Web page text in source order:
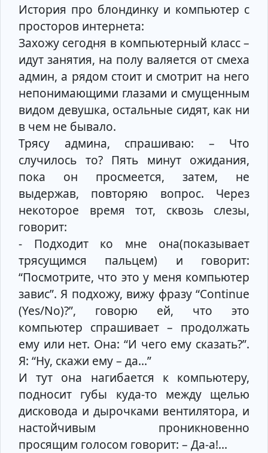
История про блондинку и компьютер с
просторов интернета:
Захожу сегодня в компьютерный класс –
идут занятия, на полу валяется от смеха
админ, а рядом стоит и смотрит на него
непонимающими глазами и смущенным
видом девушка, остальные сидят, как ни
в чем не бывало.
Трясу админа, спрашиваю: – Что
случилось то? Пять минут ожидания,
пока он просмеется, затем, не
выдержав, повторяю вопрос. Через
некоторое время тот, сквозь слезы,
говорит:
- Подходит ко мне она(показывает
трясущимся пальцем) и говорит:
“Посмотрите, что это у меня компьютер
завис”. Я подхожу, вижу фразу “Continue
(Yes/No)?”, говорю ей, что это
компьютер спрашивает – продолжать
ему или нет. Она: “И чего ему сказать?”.
Я: “Ну, скажи ему – да…”
И тут она нагибается к компьютеру,
подносит губы куда-то между щелью
дисковода и дырочками вентилятора, и
настойчивым проникновенно
просящим голосом говорит: – Да-а!…